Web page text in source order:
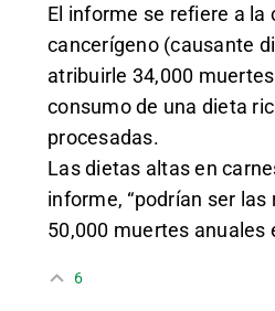
El informe se refiere a la
cancerígeno (causante
atribuirle 34,000
consumo de una dieta
procesadas.
Las dietas altas en
informe, “podrían ser las
50,000 muertes anuales
6